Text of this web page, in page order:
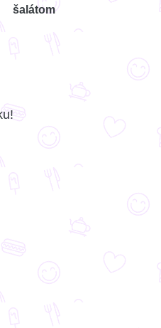
šalátom